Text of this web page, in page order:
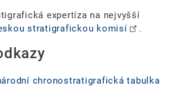
expertíza na nejvyšší
stratigrafickou komisí .
chronostratigrafická tabulka